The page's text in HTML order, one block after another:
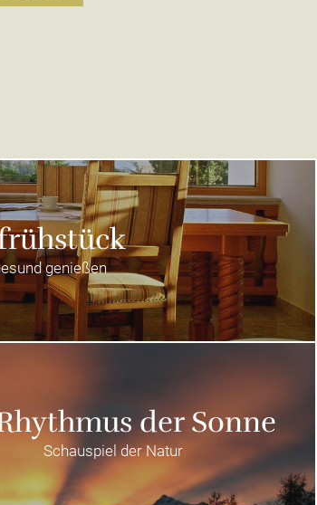
genießen
der Sonne
Schauspiel der Natur